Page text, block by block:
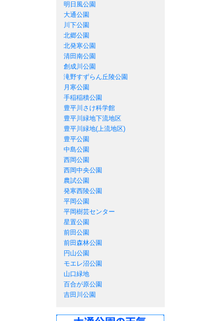
明日風公園
大通公園
川下公園
北郷公園
北発寒公園
清田南公園
創成川公園
滝野すずらん丘陵公園
月寒公園
手稲稲積公園
豊平川さけ科学館
豊平川緑地下流地区
豊平川緑地(上流地区)
豊平公園
中島公園
西岡公園
西岡中央公園
農試公園
発寒西陵公園
平岡公園
平岡樹芸センター
星置公園
前田公園
前田森林公園
円山公園
モエレ沼公園
山口緑地
百合が原公園
吉田川公園